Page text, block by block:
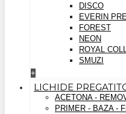
DISCO
EVERIN
FOREST
NEON
ROYAL
SMUZI
+
LICHIDE
ACETONA -
PRIMER - BAZA -